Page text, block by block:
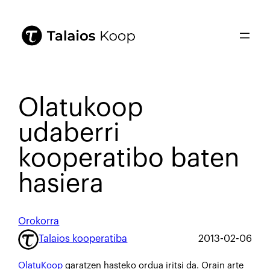
Olatukoop
udaberri
kooperatibo baten
hasiera
Orokorra
Talaios kooperatiba
2013-02-06
OlatuKoop garatzen hasteko ordua iritsi da. Orain arte